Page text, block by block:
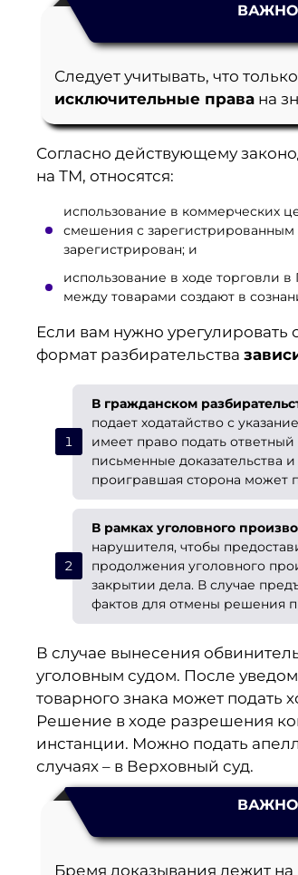
Следует учитывать, что
исключительные права на
Согласно действующему
на ТМ, относятся:
использование в коммерческих
смешения с зарегистрированным
зарегистрирован; и
использование в ходе торговли
между товарами создают в
Если вам нужно урегулировать
формат разбирательства
В гражданском
подает ходатайство с
имеет право подать
письменные доказательства
проигравшая сторона может
В рамках уголовного
нарушителя, чтобы
продолжения уголовного
закрытии дела. В случае
фактов для отмены решения
В случае вынесения
уголовным судом. После
товарного знака может подать
Решение в ходе разрешения
инстанции. Можно подать
случаях – в Верховный суд.
Бремя доказывания лежит на